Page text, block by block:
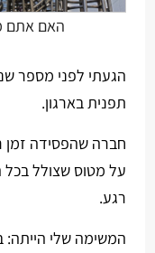
האם אתם
הגעתי לפני מספר
תפנית בארגון.
חברה שהפסידה זמן
על מטוס שצולל
רגע.
המשימה שלי